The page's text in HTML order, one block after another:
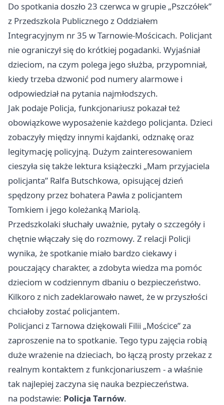
Do spotkania doszło 23 czerwca w grupie „Pszczółek”
z Przedszkola Publicznego z Oddziałem
Integracyjnym nr 35 w Tarnowie-Mościcach. Policjant
nie ograniczył się do krótkiej pogadanki. Wyjaśniał
dzieciom, na czym polega jego służba, przypomniał,
kiedy trzeba dzwonić pod numery alarmowe i
odpowiedział na pytania najmłodszych.
Jak podaje Policja, funkcjonariusz pokazał też
obowiązkowe wyposażenie każdego policjanta. Dzieci
zobaczyły między innymi kajdanki, odznakę oraz
legitymację policyjną. Dużym zainteresowaniem
cieszyła się także lektura książeczki „Mam przyjaciela
policjanta” Ralfa Butschkowa, opisującej dzień
spędzony przez bohatera Pawła z policjantem
Tomkiem i jego koleżanką Mariolą.
Przedszkolaki słuchały uważnie, pytały o szczegóły i
chętnie włączały się do rozmowy. Z relacji Policji
wynika, że spotkanie miało bardzo ciekawy i
pouczający charakter, a zdobyta wiedza ma pomóc
dzieciom w codziennym dbaniu o bezpieczeństwo.
Kilkoro z nich zadeklarowało nawet, że w przyszłości
chciałoby zostać policjantem.
Policjanci z Tarnowa dziękowali Filii „Mościce” za
zaproszenie na to spotkanie. Tego typu zajęcia robią
duże wrażenie na dzieciach, bo łączą prosty przekaz z
realnym kontaktem z funkcjonariuszem - a właśnie
tak najlepiej zaczyna się nauka bezpieczeństwa.
na podstawie: Policja Tarnów.